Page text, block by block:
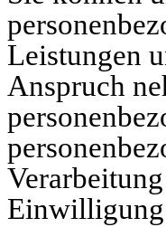
Leistungen
Anspruch
Einwilligung